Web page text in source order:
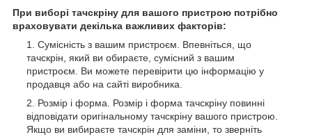
При виборі тачскріну для вашого пристрою потрібно
враховувати декілька важливих факторів:
Сумісність з вашим пристроєм. Впевніться, що
тачскрін, який ви обираєте, сумісний з вашим
пристроєм. Ви можете перевірити цю інформацію у
продавця або на сайті виробника.
Розмір і форма. Розмір і форма тачскріну повинні
відповідати оригінальному тачскріну вашого пристрою.
Якщо ви вибираєте тачскрін для заміни, то зверніть